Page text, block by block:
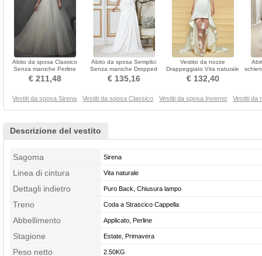
Abito da sposa Classico
Senza maniche Perline
Pavimento A-line
€ 211,48
Abito da sposa Semplici
Senza maniche Dropped
Waist Perline Coda a
Strascico Cappella
€ 135,16
Vestito da nozze
Drappeggiato Vita naturale
Raso Sala Bateau Medio
€ 132,40
Vestiti da sposa Sirena Vestiti da sposa Classico Vestiti da sposa Inverno Vestiti da
Descrizione del vestito
Sagoma Sirena
Linea di cintura Vita naturale
Dettagli indietro Puro Back, Chiusura lampo
Treno Coda a Strascico Cappella
Abbellimento Applicato, Perline
Stagione Estate, Primavera
Peso netto 2.50KG